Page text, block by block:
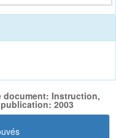
document: Instruction,
2003